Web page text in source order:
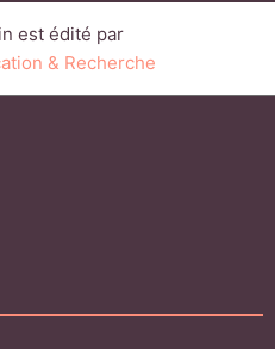
FACEBOOK
YOUTUBEBLUESKY